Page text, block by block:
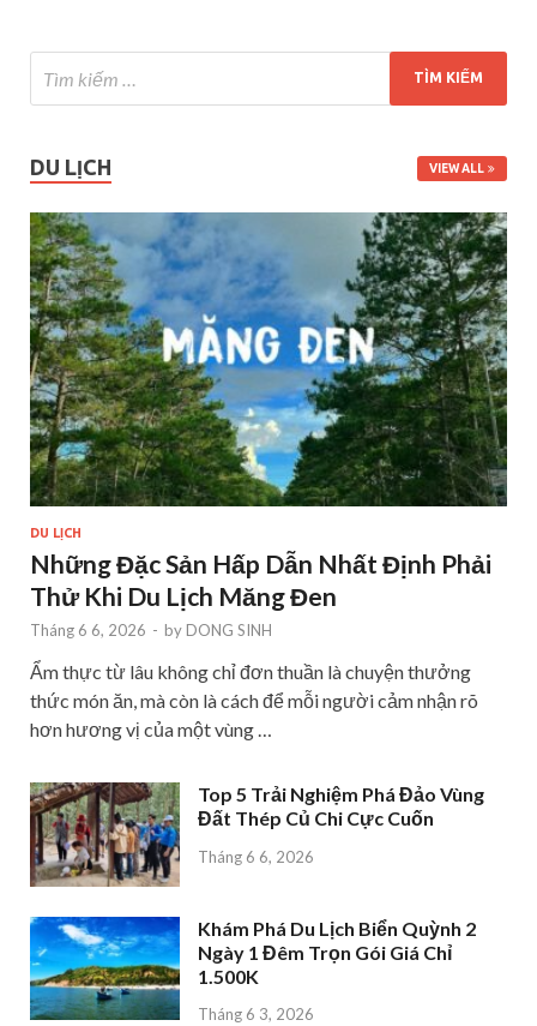
DU LỊCH VIEW ALL
DU LỊCH
Những Đặc Sản Hấp Dẫn Nhất Định Phải
Thử Khi Du Lịch Măng Đen
Tháng 6 6, 2026 - by DONG SINH
Ẩm thực từ lâu không chỉ đơn thuần là chuyện thưởng
thức món ăn, mà còn là cách để mỗi người cảm nhận rõ
hơn hương vị của một vùng …
Top 5 Trải Nghiệm Phá Đảo Vùng
Đất Thép Củ Chi Cực Cuốn
Tháng 6 6, 2026
Khám Phá Du Lịch Biển Quỳnh 2
Ngày 1 Đêm Trọn Gói Giá Chỉ
1.500K
Tháng 6 3, 2026